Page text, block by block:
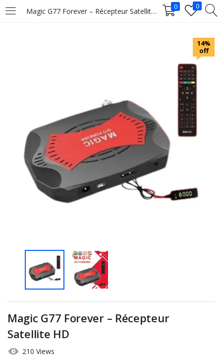
Magic G77 Forever – Récepteur Satellite HD 0 0
LOGIN
Remember me
Lost password?
14%
off
Magic G77 Forever – Récepteur
Satellite HD
210 Views